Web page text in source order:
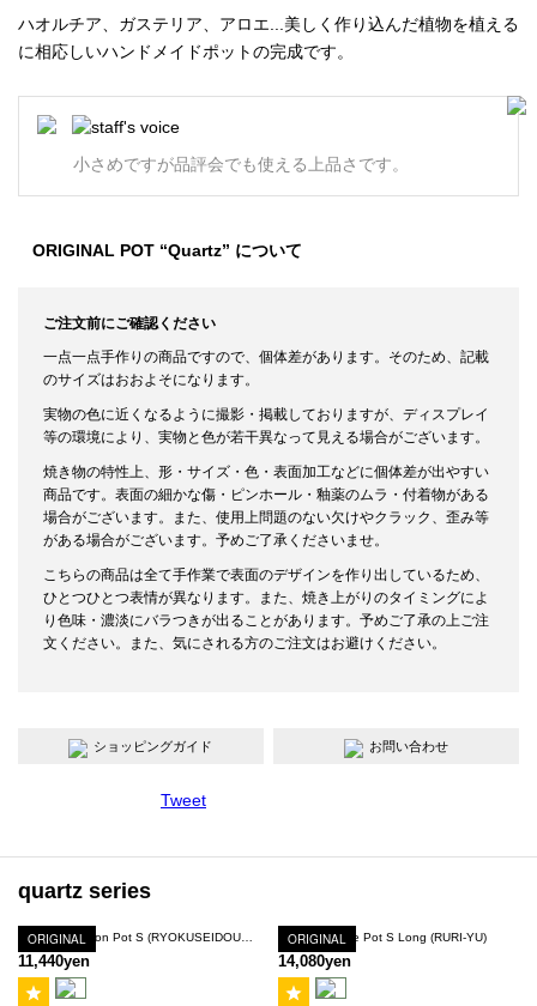
ハオルチア、ガステリア、アロエ...美しく作り込んだ植物を植える
に相応しいハンドメイドポットの完成です。
小さめですが品評会でも使える上品さです。
ORIGINAL POT “Quartz” について
ご注文前にご確認ください
一点一点手作りの商品ですので、個体差があります。そのため、記載
のサイズはおおよそになります。
実物の色に近くなるように撮影・掲載しておりますが、ディスプレイ
等の環境により、実物と色が若干異なって見える場合がございます。
焼き物の特性上、形・サイズ・色・表面加工などに個体差が出やすい
商品です。表面の細かな傷・ピンホール・釉薬のムラ・付着物がある
場合がございます。また、使用上問題のない欠けやクラック、歪み等
がある場合がございます。予めご了承くださいませ。
こちらの商品は全て手作業で表面のデザインを作り出しているため、
ひとつひとつ表情が異なります。また、焼き上がりのタイミングによ
り色味・濃淡にバラつきが出ることがあります。予めご了承の上ご注
文ください。また、気にされる方のご注文はお避けください。
ショッピングガイド お問い合わせ
Tweet
quartz series
ORIGINAL
11,440yen
ORIGINAL
Quartz Square Pot S Long (RURI-YU)
14,080yen